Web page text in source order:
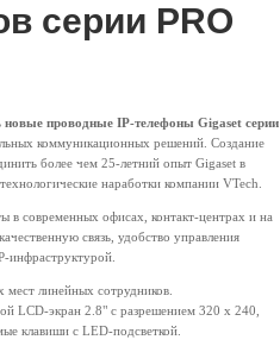
серии PRO
новые проводные IP-телефоны Gigaset серии
коммуникационных решений. Создание
более чем 25-летний опыт Gigaset в
наработки компании VTech.
в современных офисах, контакт-центрах и на
связь, удобство управления
инфраструктурой.
мест линейных сотрудников.
LCD-экран 2.8" с разрешением 320 х 240,
клавиши с LED-подсветкой.